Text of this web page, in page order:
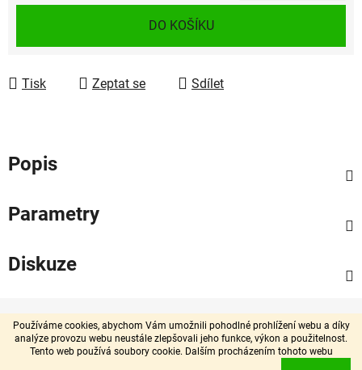
Používáme cookies, abychom Vám umožnili pohodlné prohlížení webu a díky
analýze provozu webu neustále zlepšovali jeho funkce, výkon a použitelnost.
Tento web používá soubory cookie. Dalším procházením tohoto webu
DO KOŠÍKU
Tisk Zeptat se Sdílet
Popis
Parametry
Diskuze